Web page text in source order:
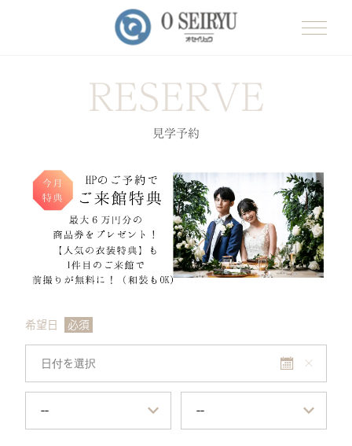
RESERVE
見学予約
希望日 必須